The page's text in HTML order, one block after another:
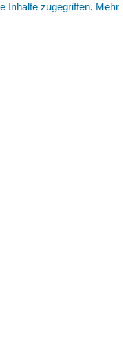
Inhalte zugegriffen. Mehr